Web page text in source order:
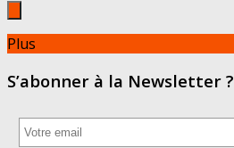
Plus
S’abonner à la Newsletter ?